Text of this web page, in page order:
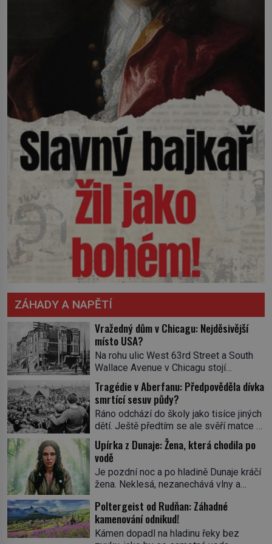
ZÁHADY A NAPĚTÍ
Vražedný dům v Chicagu: Nejděsivější
místo USA?
Na rohu ulic West 63rd Street a South
Wallace Avenue v Chicagu stojí
nenápadná pošta. Nemá žádný speciální
nápis ani pamětní desku. A přesto prý
místní zaměstnanci neradi chodí do
sklepa. Právě tady totiž sídlil sériový
vrah H. H. Holmes a také
nejpropracovanější past na lidi
v dějinách americké kriminalistiky.
Herman Webster Mudgett (1861–1896)
přijíždí […]
Tragédie v Aberfanu: Předpověděla dívka
smrtící sesuv půdy?
Ráno odchází do školy jako tisíce jiných
dětí. Ještě předtím se ale svěří matce s
podivným snem. Ve škole, kterou dobře
zná, tentokrát nevidí budovu ani
spolužáky. Místo nich se před ní tyčí
cosi temného. O několik hodin později je
mrtvá. Mohla devítiletá Zahlédla vlastní
osud? Dne 21. října 1966 se velšská
vesnice Aberfan […]
Upírka z Dunaje: Žena, která chodila po
vodě
Je pozdní noc a po hladině Dunaje kráčí
žena. Neklesá, nezanechává vlny a
pod ní byla dlažbou. Muž, který ji z
břehu pozoruje, ji údajně poznává, jenže
Ruža Vlajna má být v tu chvíli mrtvá celé
Poltergeist od Rudňan: Záhadné
kamenování odnikud!
Kámen dopadl na hladinu řeky bez